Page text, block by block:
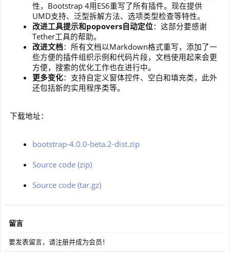
性，Bootstrap 4用ES6重写了所有插件。现在提供
UMD支持、泛型拆解方法、选项类型检查等特性。
改进工具提示和popovers自动定位：这部分要感谢
Tether工具的帮助。
改进文档：所有文档以Markdown格式重写，添加了一
些方便的插件组织示例和代码片段，文档使用起来会更
方便，搜索的优化工作也在进行中。
更多变化：支持自定义窗体控件、空白和填充类，此外
还包括新的实用程序类等。
下载地址：
bootstrap-4.0.0-beta.2-dist.zip
Source code (zip)
Source code (tar.gz)
留言
要发表留言，请注册并成为会员！